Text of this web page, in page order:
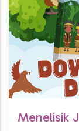
Menelisik